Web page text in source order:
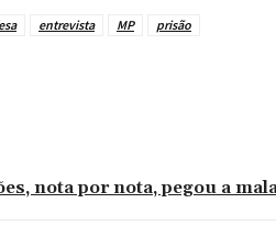
entrevista MP prisão
nota por nota, pegou a